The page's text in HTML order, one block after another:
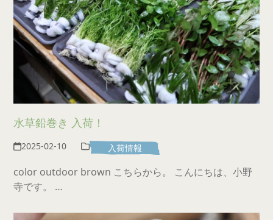
水草鉛巻き 入荷！
2025-02-10 入荷情報
color outdoor brown こちらから。 こんにちは、小野
寺です。 …